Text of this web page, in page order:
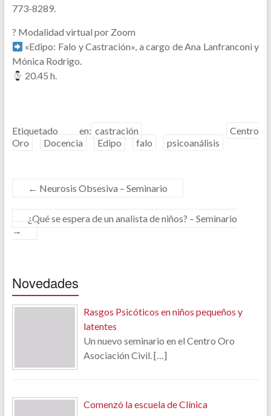
773-8289.
? Modalidad virtual por Zoom
«Edipo: Falo y Castración», a cargo de Ana Lanfranconi y
Mónica Rodrigo.
20.45 h.
Etiquetado en: castración
Centro
Oro
Docencia Edipo falo psicoanálisis
← Neurosis Obsesiva – Seminario
¿Qué se espera de un analista de niños? – Seminario
→
Novedades
Rasgos Psicóticos en niños pequeños y
latentes
Un nuevo seminario en el Centro Oro
Asociación Civil.[…]
Comenzó la escuela de Clínica